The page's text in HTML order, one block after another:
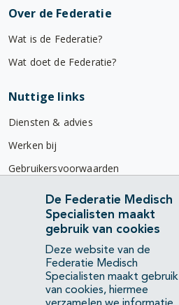
Over de Federatie
Wat is de Federatie?
Wat doet de Federatie?
Nuttige links
Diensten & advies
Werken bij
Gebruikersvoorwaarden
Privacyverklaring
Contact
Mercatorlaan 1200
3528 BL Utrecht
(088) 505 34 34
De Federatie Medisch
Specialisten maakt
gebruik van cookies
Deze website van de
Federatie Medisch
Specialisten maakt gebruik
van cookies, hiermee